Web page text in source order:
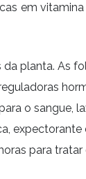
em
planta. As
o sangue,
para tratar